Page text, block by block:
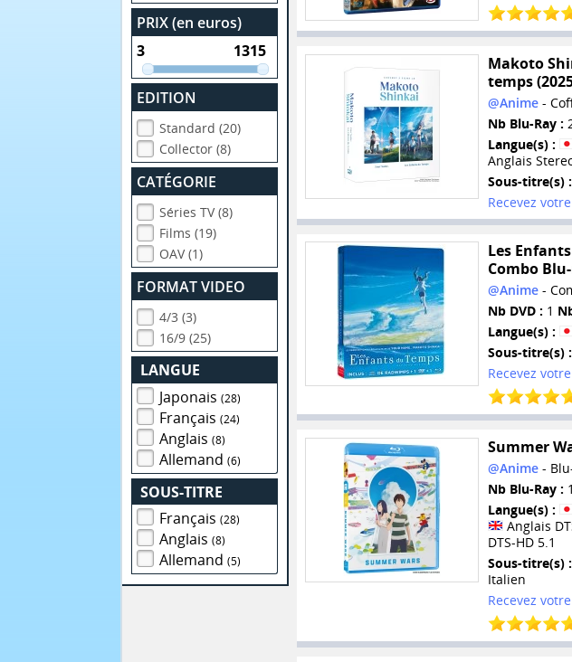
PRIX (en euros)
EDITION
Standard (20)
Collector (8)
CATÉGORIE
Séries TV (8)
Films (19)
OAV (1)
FORMAT VIDEO
4/3 (3)
16/9 (25)
LANGUE
Japonais(28)
Français(24)
Anglais(8)
Allemand(6)
SOUS-TITRE
Français(28)
Anglais(8)
Allemand(5)
Makoto
temps
@Anime-
Nb Blu-Ray :
Langue(s) :
Anglais
Sous-titre(s) :
Recevez
Les
Combo
@Anime-
Nb DVD : 1
Langue(s) :
Sous-titre(s) :
Recevez
Summer
@Anime-
Nb Blu-Ray :
Langue(s) :
Anglais
DTS-HD 5.1
Sous-titre(s) :
Italien
Recevez